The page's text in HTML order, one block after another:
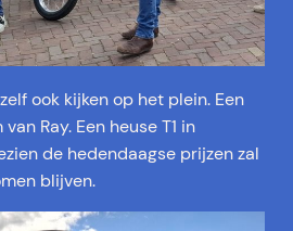
ook kijken op het plein. Een
Ray. Een heuse T1 in
de hedendaagse prijzen zal
blijven.